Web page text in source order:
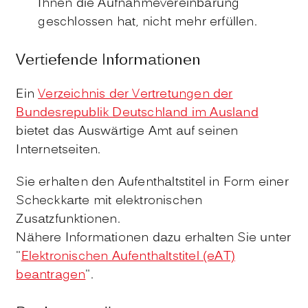
Ihnen die Aufnahmevereinbarung
geschlossen hat, nicht mehr erfüllen.
Vertiefende Informationen
EinVerzeichnis der Vertretungen der
Bundesrepublik Deutschland im Ausland
bietet das Auswärtige Amt auf seinen
Internetseiten.
Sie erhalten den Aufenthaltstitel in Form einer
Scheckkarte mit elektronischen
Zusatzfunktionen.
Nähere Informationen dazu erhalten Sie unter
"Elektronischen Aufenthaltstitel (eAT)
beantragen".